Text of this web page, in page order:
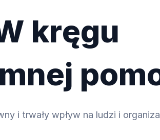
kręgu
i trwały wpływ na ludzi i